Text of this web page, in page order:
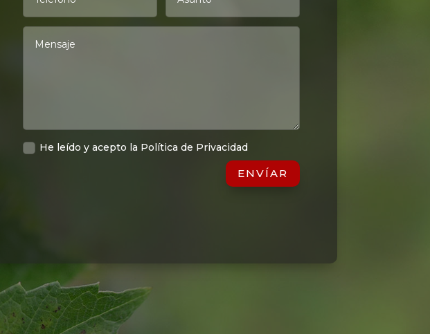
He leído y acepto la Política de Privacidad
ENVÍAR